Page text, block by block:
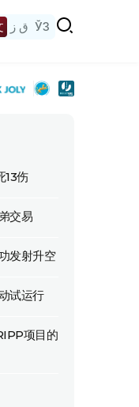
ق ز ЎЗ
13伤
交易
发射升空
试运行
项目的